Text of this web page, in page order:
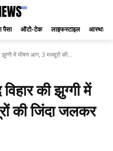
पैसा ऑटो-टेक लाइफस्टाइल आस्था
में भीषण आग, 3 मजदूरों की...
की झुग्गी में
की जिंदा जलकर